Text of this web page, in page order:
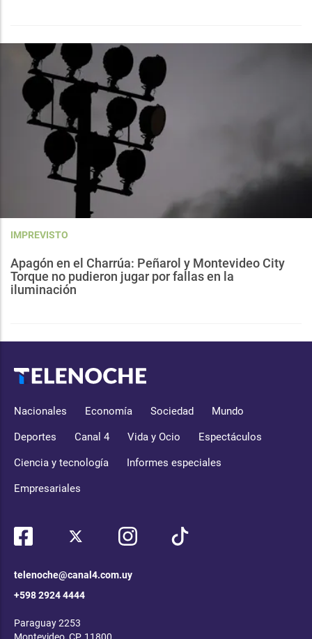
IMPREVISTO
Apagón en el Charrúa: Peñarol y Montevideo City
Torque no pudieron jugar por fallas en la
iluminación
Nacionales Economía Sociedad Mundo
Deportes Canal 4 Vida y Ocio Espectáculos
Ciencia y tecnología Informes especiales
Empresariales
telenoche@canal4.com.uy
+598 2924 4444
Paraguay 2253
Montevideo, CP, 11800